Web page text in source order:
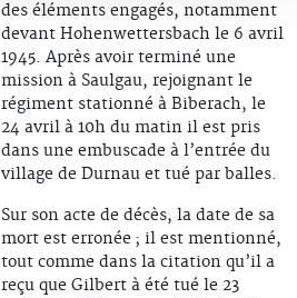
des éléments engagés, notamment
devant Hohenwettersbach le 6 avril
1945. Après avoir terminé une
mission à Saulgau, rejoignant le
régiment stationné à Biberach, le
24 avril à 10h du matin il est pris
dans une embuscade à l’entrée du
village de Durnau et tué par balles.
Sur son acte de décès, la date de sa
mort est erronée ; il est mentionné,
tout comme dans la citation qu’il a
reçu que Gilbert à été tué le 23